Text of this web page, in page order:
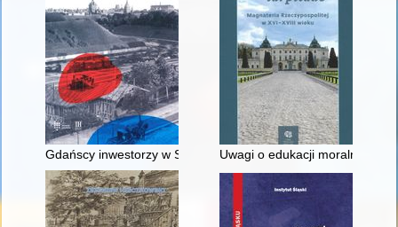
Gdańscy inwestorzy w Sopocie : prestiż finansowy i
Uwagi o edukacji moralnej